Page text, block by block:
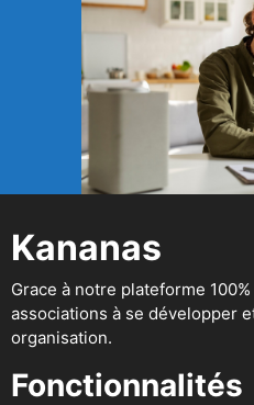
Kananas
Grace à notre plateforme
associations à se développer
organisation.
Fonctionnalités